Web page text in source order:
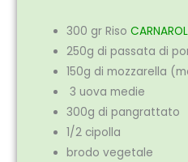
300 gr Riso
250g di passata di
150g di mozzarella
3 uova medie
300g di pangrattato
1/2 cipolla
brodo vegetale